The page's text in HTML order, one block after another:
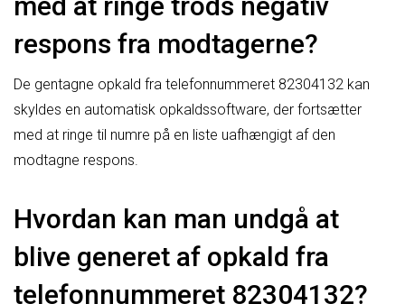
respons fra modtagerne?
De gentagne opkald fra telefonnummeret 82304132 kan
skyldes en automatisk opkaldssoftware, der fortsætter
med at ringe til numre på en liste uafhængigt af den
modtagne respons.
Hvordan kan man undgå at
blive generet af opkald fra
telefonnummeret 82304132?